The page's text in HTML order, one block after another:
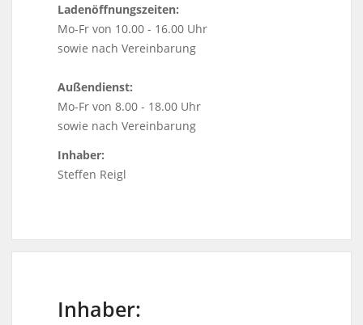
Ladenöffnungszeiten:
Mo-Fr von 10.00 - 16.00 Uhr
sowie nach Vereinbarung
Außendienst:
Mo-Fr von 8.00 - 18.00 Uhr
sowie nach Vereinbarung
Inhaber:
Steffen Reigl
Inhaber: